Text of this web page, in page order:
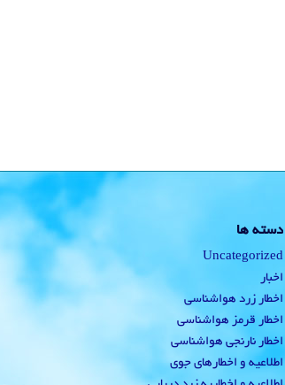
دسته ها
Uncategorized
اخبار
اخطار زرد هواشناسی
اخطار قرمز هواشناسی
اخطار نارنجی هواشناسی
اطلاعیه و اخطارهای جوی